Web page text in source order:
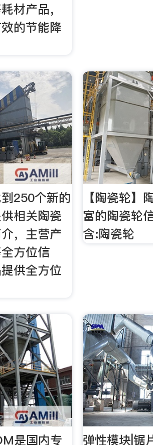
材产品，
的节能降
250个新的
相关陶瓷
，主营产
方位信
供全方位
【陶瓷轮】
富的陶瓷轮
含:陶瓷轮
是国内专
弹性模块|锯